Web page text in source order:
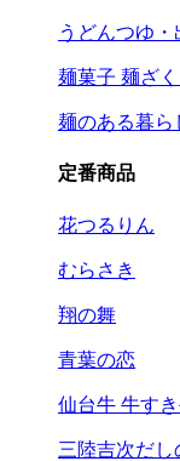
うどんつゆ
麺菓子 麺ざく
麺のある暮ら
定番商品
花つるりん
むらさき
翔の舞
青葉の恋
仙台牛 牛す
三陸吉次だし